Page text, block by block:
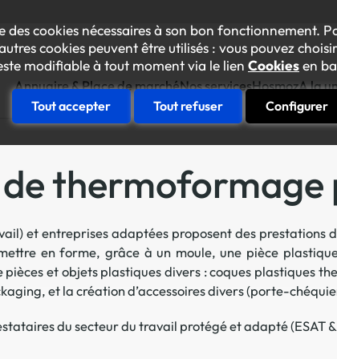
des cookies nécessaires à son bon fonctionnement.
cookies peuvent être utilisés : vous pouvez
modifiable à tout moment via le lien Cookiesen
Tout accepter Tout refuser Configurer
Annuaire & Place de marché
sur les ESAT et Entreprises Adaptées
Nos services
Votre diagnostic "achats
Se faire accompagner
Une équipe conseil à vos
Essaimer en interne
L’Académie des achats
Des événements internes
Hosmoz
Amélioration continue
A la
thermoformage
et entreprises adaptées proposent des
en forme, grâce à un moule, une pièce
et objets plastiques divers : coques plastiques
et la création d’accessoires divers (porte-
du secteur du travail protégé et adapté (ESAT